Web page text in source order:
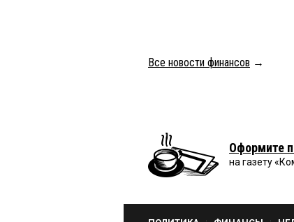
Все новости финансов →
Оформите
на газету